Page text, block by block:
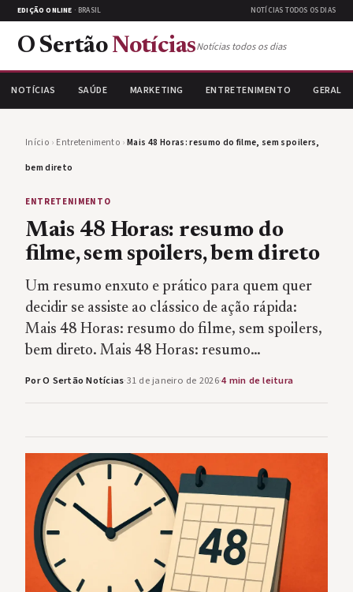
EDIÇÃO ONLINE · BRASIL NOTÍCIAS TODOS OS DIAS
O Sertão NotíciasNotícias todos os dias
NOTÍCIAS SAÚDE MARKETING ENTRETENIMENTO GERAL
Início › Entretenimento ›Mais 48 Horas: resumo do filme, sem spoilers,
bem direto
ENTRETENIMENTO
Mais 48 Horas: resumo do
filme, sem spoilers, bem direto
Um resumo enxuto e prático para quem quer
decidir se assiste ao clássico de ação rápida:
Mais 48 Horas: resumo do filme, sem spoilers,
bem direto. Mais 48 Horas: resumo…
Por O Sertão Notícias·31 de janeiro de 2026·4 min de leitura